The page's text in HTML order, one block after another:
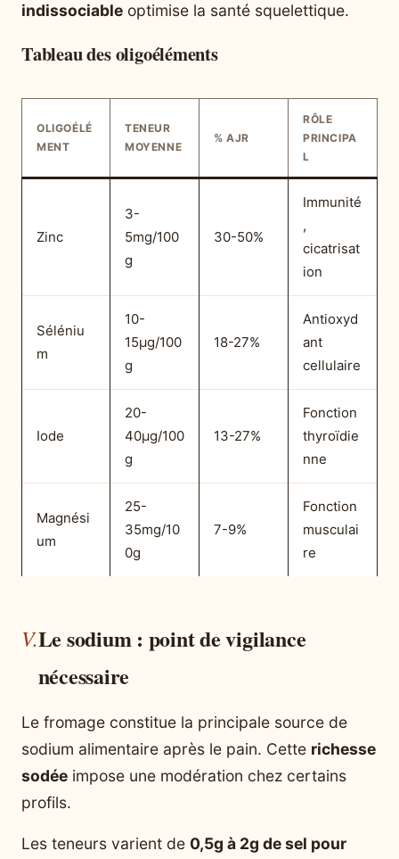
indissociable optimise la santé squelettique.
Tableau des oligoéléments
OLIGOÉLÉ
MENT
TENEUR
MOYENNE
% AJR
RÔLE
PRINCIPA
L
Zinc
3-
5mg/100
g
30-50%
Immunité
,
cicatrisat
ion
Séléniu
m
10-
15µg/100
g
18-27%
Antioxyd
ant
cellulaire
Iode
20-
40µg/100
g
13-27%
Fonction
thyroïdie
nne
Magnési
um
25-
35mg/10
0g
7-9%
Fonction
musculai
re
Le sodium : point de vigilance
nécessaire
Le fromage constitue la principale source de
sodium alimentaire après le pain. Cette richesse
sodée impose une modération chez certains
profils.
Les teneurs varient de 0,5g à 2g de sel pour